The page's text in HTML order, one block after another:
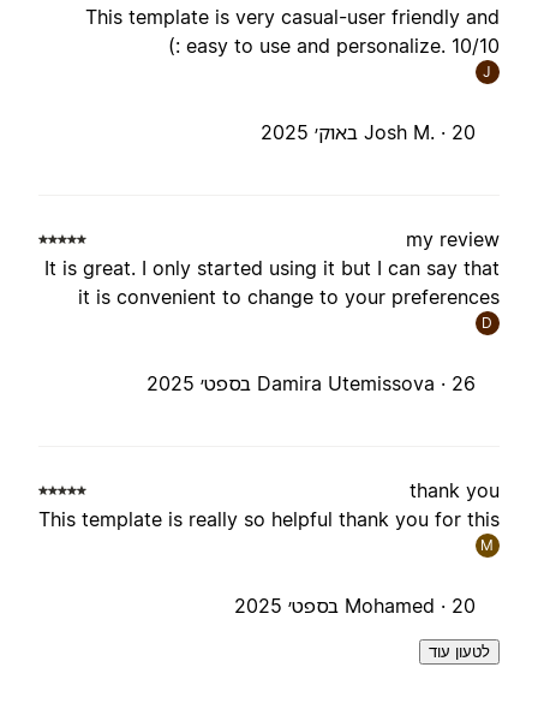
This template is very casual-user friendly
easy to use and personalize. 10/10
Josh M. ·
my
It is great. I only started using it but I can say
it is convenient to change to your
Damira Utemissova ·
thank
This template is really so helpful thank you for
Mohamed ·
לטעון עוד